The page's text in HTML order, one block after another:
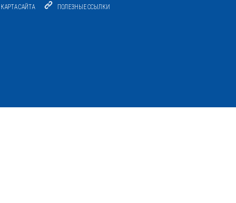
КАРТА САЙТА ПОЛЕЗНЫЕ ССЫЛКИ